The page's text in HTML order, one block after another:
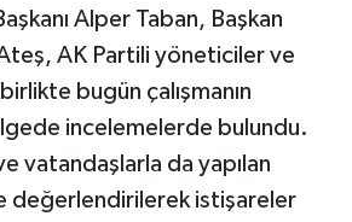
Alper Taban, Başkan
Ateş, AK Partili yöneticiler ve
bugün çalışmanın
incelemelerde bulundu.
vatandaşlarla da yapılan
değerlendirilerek istişareler